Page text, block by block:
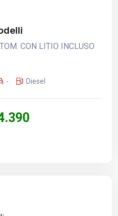
CON LITIO INCLUSO
- Diesel